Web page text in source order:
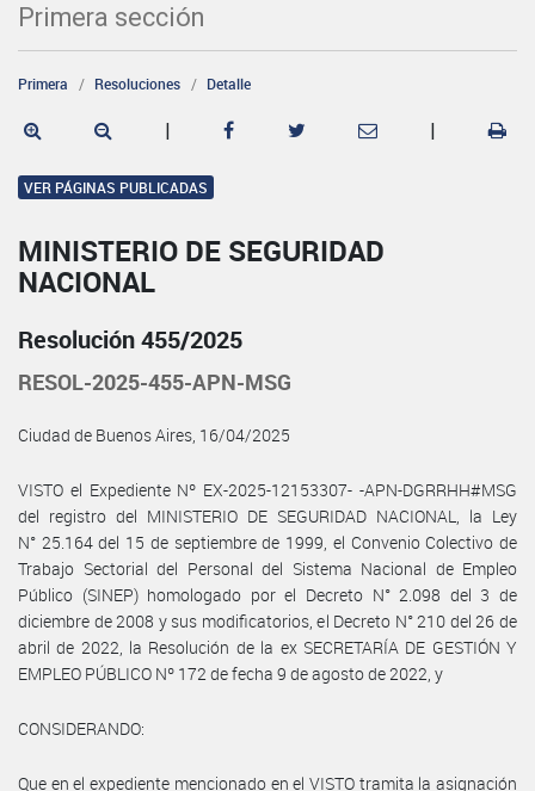
Primera sección
Primera Resoluciones Detalle
| |
VER PÁGINAS PUBLICADAS
MINISTERIO DE SEGURIDAD
NACIONAL
Resolución 455/2025
RESOL-2025-455-APN-MSG
Ciudad de Buenos Aires, 16/04/2025
VISTO el Expediente Nº EX-2025-12153307- -APN-DGRRHH#MSG
del registro del MINISTERIO DE SEGURIDAD NACIONAL, la Ley
N° 25.164 del 15 de septiembre de 1999, el Convenio Colectivo de
Trabajo Sectorial del Personal del Sistema Nacional de Empleo
Público (SINEP) homologado por el Decreto N° 2.098 del 3 de
diciembre de 2008 y sus modificatorios, el Decreto N° 210 del 26 de
abril de 2022, la Resolución de la ex SECRETARÍA DE GESTIÓN Y
EMPLEO PÚBLICO Nº 172 de fecha 9 de agosto de 2022, y
CONSIDERANDO:
Que en el expediente mencionado en el VISTO tramita la asignación